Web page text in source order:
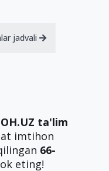
ta'lim
imtihon
66-
eting!
jadvali